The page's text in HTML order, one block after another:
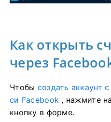
Как открыть
через
Чтобы создать аккаунт
си Facebook , нажмите
кнопку в форме.